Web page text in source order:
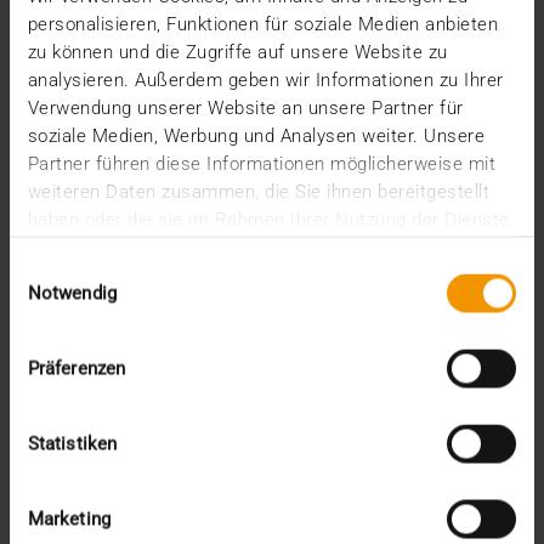
personalisieren, Funktionen für soziale Medien anbieten
zu können und die Zugriffe auf unsere Website zu
analysieren. Außerdem geben wir Informationen zu Ihrer
Verwendung unserer Website an unsere Partner für
soziale Medien, Werbung und Analysen weiter. Unsere
Partner führen diese Informationen möglicherweise mit
weiteren Daten zusammen, die Sie ihnen bereitgestellt
Notwendig
Präferenzen
Statistiken
Marketing
VISUS HEALTH IT
MEHR ERFAHREN